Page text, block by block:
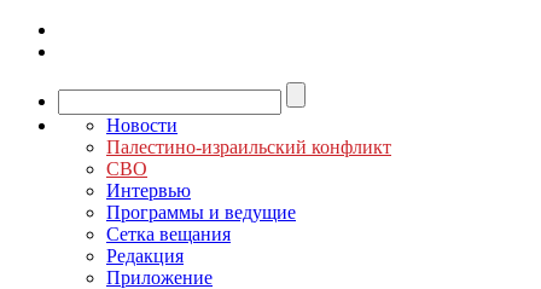
Новости
Палестино-израильский конфликт
СВО
Интервью
Программы и ведущие
Сетка вещания
Редакция
Приложение